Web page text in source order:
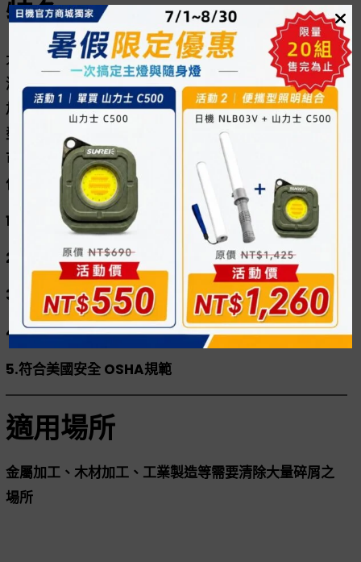
特色
大流量風槍，鋁製本體質輕耐用，大流量風道設計提升
清潔效率，強力風量能快速吹除金屬屑、木屑、粉塵與
加工殘渣，非常適合金屬加工、木工車間、汽修廠與大
型設備維護等高負載環境。採用上下動作式閥門結構，
可降低彈簧磨損，延長使用壽命，適合需要強力吹氣的
作業環境。
1.鋁製本體，重量輕且堅固
2.進氣口尺寸：3/8″PT
3.最大壓力：232 PSI（16Bar/1.6MPa）
4.大流量設計，可輕易吹走大量碎屑
5.符合美國安全 OSHA規範
適用場所
金屬加工、木材加工、工業製造等需要清除大量碎屑之
場所